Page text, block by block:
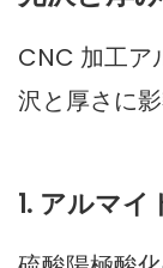
CNC 加工ア
沢と厚さに
1. アルマイ